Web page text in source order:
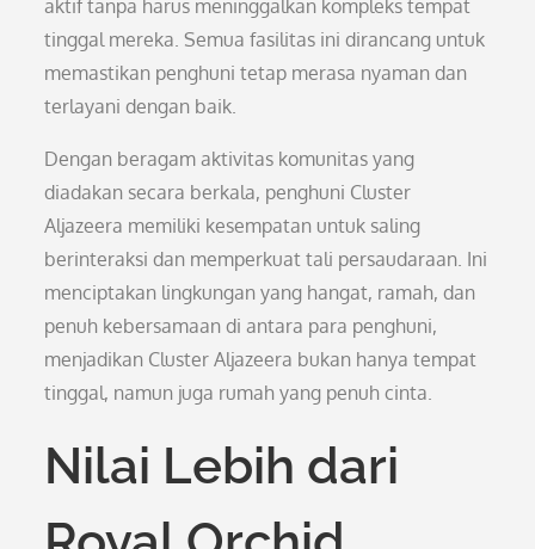
aktif tanpa harus meninggalkan kompleks tempat
tinggal mereka. Semua fasilitas ini dirancang untuk
memastikan penghuni tetap merasa nyaman dan
terlayani dengan baik.
Dengan beragam aktivitas komunitas yang
diadakan secara berkala, penghuni Cluster
Aljazeera memiliki kesempatan untuk saling
berinteraksi dan memperkuat tali persaudaraan. Ini
menciptakan lingkungan yang hangat, ramah, dan
penuh kebersamaan di antara para penghuni,
menjadikan Cluster Aljazeera bukan hanya tempat
tinggal, namun juga rumah yang penuh cinta.
Nilai Lebih dari